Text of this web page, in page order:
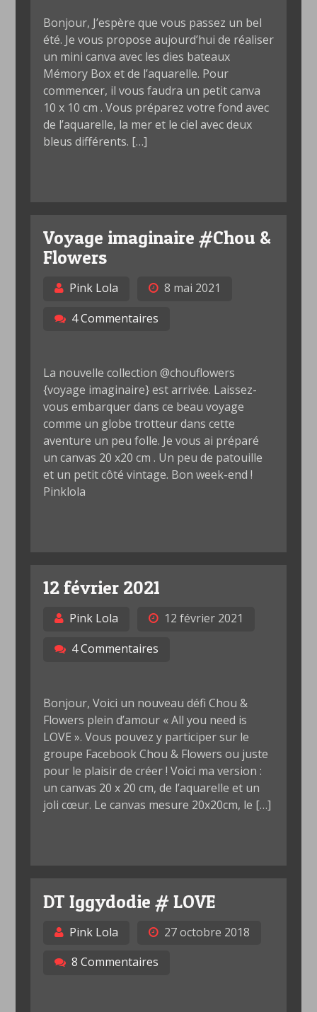
Bonjour, J’espère que vous passez un bel
été. Je vous propose aujourd’hui de réaliser
un mini canva avec les dies bateaux
Mémory Box et de l’aquarelle. Pour
commencer, il vous faudra un petit canva
10 x 10 cm . Vous préparez votre fond avec
de l’aquarelle, la mer et le ciel avec deux
bleus différents. […]
Voyage imaginaire #Chou &
Flowers
Pink Lola
8 mai 2021
4 Commentaires
La nouvelle collection @chouflowers
{voyage imaginaire} est arrivée. Laissez-
vous embarquer dans ce beau voyage
comme un globe trotteur dans cette
aventure un peu folle. Je vous ai préparé
un canvas 20 x20 cm . Un peu de patouille
et un petit côté vintage. Bon week-end !
Pinklola
12 février 2021
Pink Lola
12 février 2021
4 Commentaires
Bonjour, Voici un nouveau défi Chou &
Flowers plein d’amour « All you need is
LOVE ». Vous pouvez y participer sur le
groupe Facebook Chou & Flowers ou juste
pour le plaisir de créer ! Voici ma version :
un canvas 20 x 20 cm, de l’aquarelle et un
joli cœur. Le canvas mesure 20x20cm, le […]
DT Iggydodie # LOVE
Pink Lola
27 octobre 2018
8 Commentaires